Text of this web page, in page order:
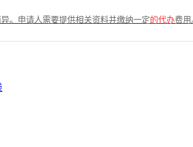
。申请人需要提供相关资料并缴纳一定的代办费用